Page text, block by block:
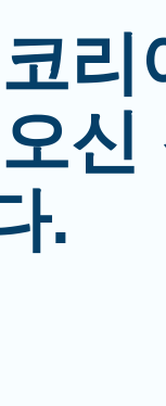
리
신
.